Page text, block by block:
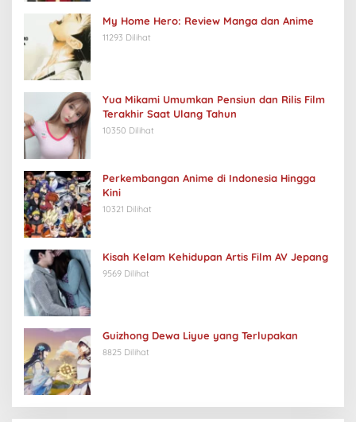
My Home Hero: Review Manga dan Anime
11293 Dilihat
Yua Mikami Umumkan Pensiun dan Rilis Film
Terakhir Saat Ulang Tahun
10350 Dilihat
Perkembangan Anime di Indonesia Hingga
Kini
10321 Dilihat
Kisah Kelam Kehidupan Artis Film AV Jepang
9569 Dilihat
Guizhong Dewa Liyue yang Terlupakan
8825 Dilihat